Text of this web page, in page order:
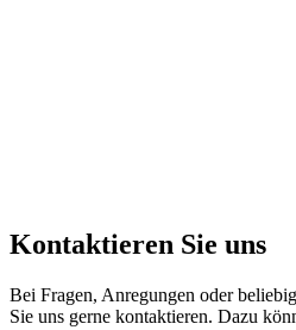
Kontaktieren Sie uns
Bei Fragen, Anregungen oder
Sie uns gerne kontaktieren. Dazu